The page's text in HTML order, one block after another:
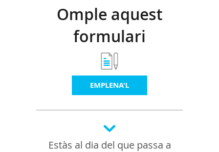
Omple aquest
formulari
EMPLENA'L
Estàs al dia del que passa a